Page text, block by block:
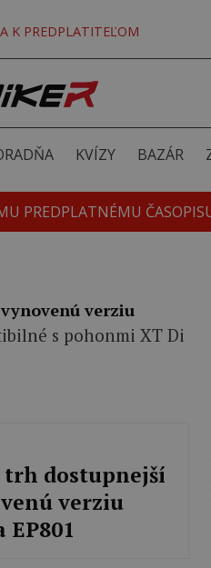
K PREDPLATITEĽOM
KVÍZY BAZÁR
PREDPLATNÉMU
verziu
s pohonmi XT Di
trh dostupnejší
verziu